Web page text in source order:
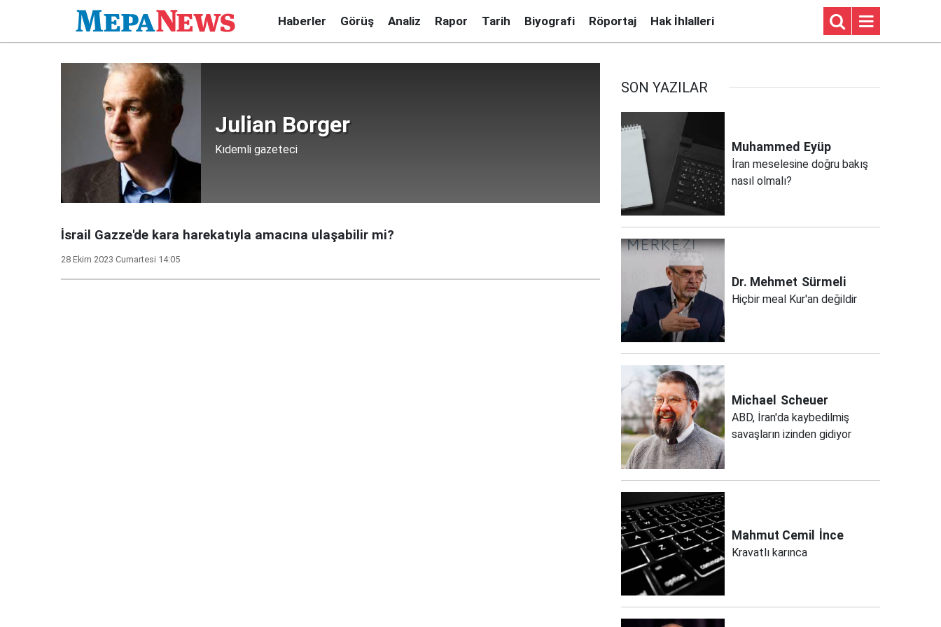
Haberler Görüş Analiz Rapor Tarih Biyografi Röportaj Hak İhlalleri
Julian Borger
Kıdemli gazeteci
İsrail Gazze'de kara harekatıyla amacına ulaşabilir mi?
28 Ekim 2023 Cumartesi 14:05
SON YAZILAR
Muhammed Eyüp
İran meselesine doğru bakış
nasıl olmalı?
Dr. Mehmet Sürmeli
Hiçbir meal Kur'an değildir
Michael Scheuer
ABD, İran'da kaybedilmiş
savaşların izinden gidiyor
Mahmut Cemil İnce
Kravatlı karınca